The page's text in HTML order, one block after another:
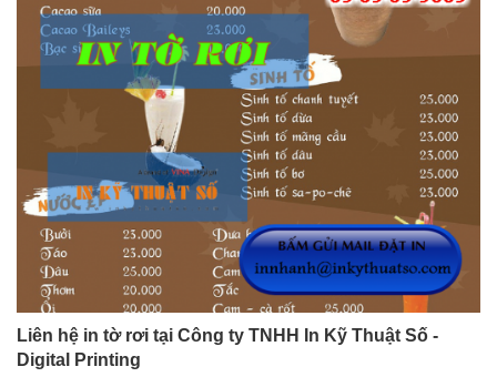
Liên hệ in tờ rơi tại Công ty TNHH In Kỹ Thuật Số -
Digital Printing